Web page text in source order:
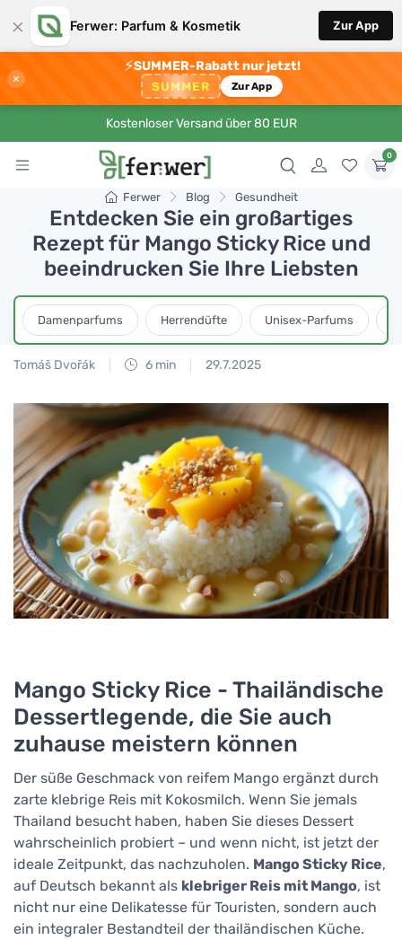
× Ferwer: Parfum & Kosmetik Zur App
×
⚡SUMMER-Rabatt nur jetzt!
SUMMER Zur App
Kostenloser Versand über 80 EUR
0
Ferwer Blog Gesundheit
Entdecken Sie ein großartiges
Rezept für Mango Sticky Rice und
beeindrucken Sie Ihre Liebsten
Damenparfums Herrendüfte Unisex-Parfums
Tomáš Dvořák 6 min 29.7.2025
Mango Sticky Rice - Thailändische
Dessertlegende, die Sie auch
zuhause meistern können
Der süße Geschmack von reifem Mango ergänzt durch
zarte klebrige Reis mit Kokosmilch. Wenn Sie jemals
Thailand besucht haben, haben Sie dieses Dessert
wahrscheinlich probiert – und wenn nicht, ist jetzt der
ideale Zeitpunkt, das nachzuholen. Mango Sticky Rice,
auf Deutsch bekannt als klebriger Reis mit Mango, ist
nicht nur eine Delikatesse für Touristen, sondern auch
ein integraler Bestandteil der thailändischen Küche.